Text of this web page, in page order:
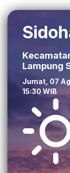
Lampung
Jumat, 07
15:30 WIB